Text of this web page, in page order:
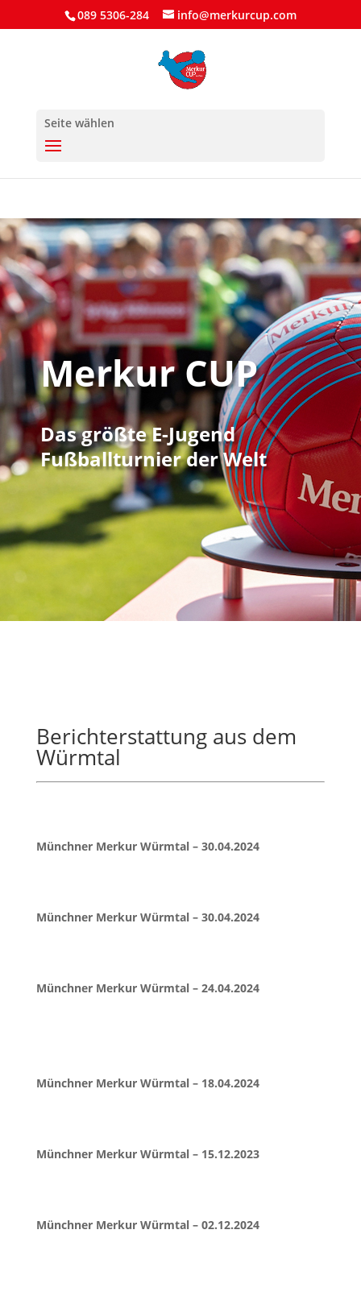
089 5306-284 info@merkurcup.com
Seite wählen
Merkur CUP
Das größte E-Jugend
Fußballturnier der Welt
Berichterstattung aus dem
Würmtal
Münchner Merkur Würmtal – 30.04.2024
Münchner Merkur Würmtal – 30.04.2024
Münchner Merkur Würmtal – 24.04.2024
Münchner Merkur Würmtal – 18.04.2024
Münchner Merkur Würmtal – 15.12.2023
Münchner Merkur Würmtal – 02.12.2024